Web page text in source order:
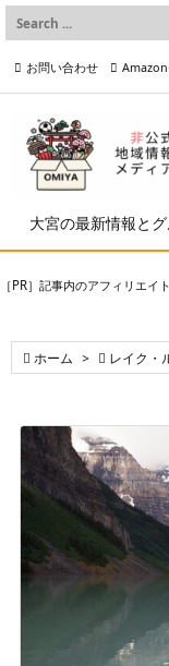
大宮の最新情報と
お問い合わせ
プライバシーポリシー等
［PR］記事内のアフィリエ
 ホーム >  レイク・